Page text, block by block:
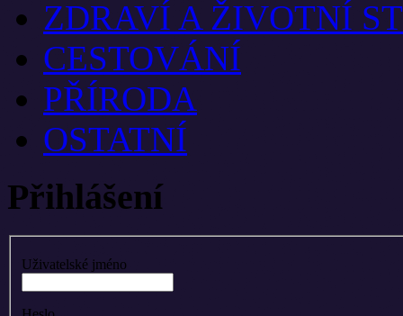
ZDRAVÍ A ŽIVOTNÍ
CESTOVÁNÍ
PŘÍRODA
OSTATNÍ
Přihlášení
Uživatelské jméno